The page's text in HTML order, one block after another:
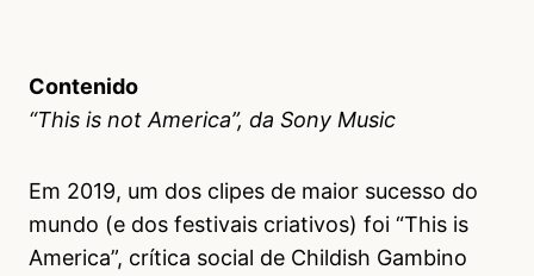
Contenido
“This is not America”, da Sony Music
Em 2019, um dos clipes de maior sucesso do
mundo (e dos festivais criativos) foi “This is
America”, crítica social de Childish Gambino